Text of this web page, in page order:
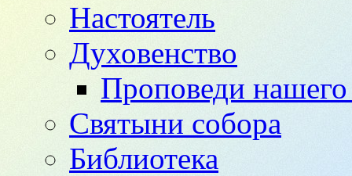
Настоятель
Духовенство
Проповеди нашего
Святыни собора
Библиотека